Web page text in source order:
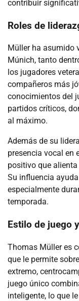
contribuir
Roles de
Müller ha asumido
Múnich, tanto
los jugadores
compañeros más
conocimientos del
partidos críticos,
al máximo.
Además de su
presencia vocal en
positivo que
Su influencia
especialmente
temporada.
Estilo de juego
Thomas Müller es
que le permite
extremo,
juego único
inteligente, lo que